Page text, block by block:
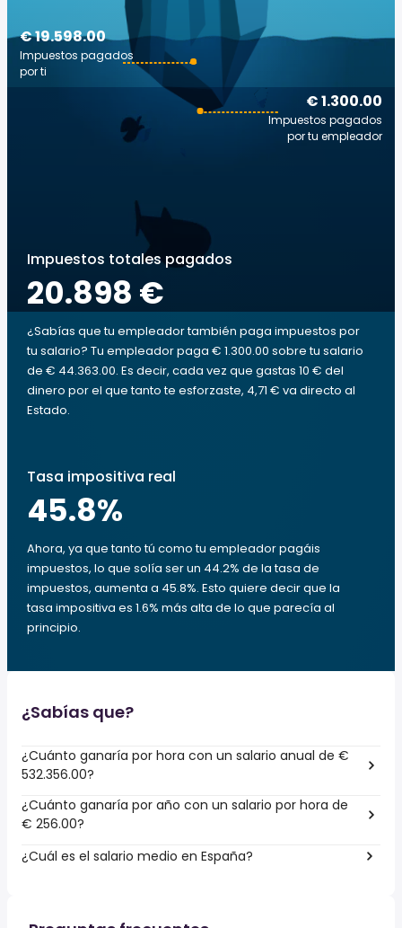
€ 1.300.00
Impuestos pagados
por tu empleador
€ 19.598.00
Impuestos pagados
por ti
Impuestos totales pagados
20.898 €
¿Sabías que tu empleador también paga impuestos por
tu salario? Tu empleador paga € 1.300.00 sobre tu salario
de € 44.363.00. Es decir, cada vez que gastas 10 € del
dinero por el que tanto te esforzaste, 4,71 € va directo al
Estado.
Tasa impositiva real
45.8%
Ahora, ya que tanto tú como tu empleador pagáis
impuestos, lo que solía ser un 44.2% de la tasa de
impuestos, aumenta a 45.8%. Esto quiere decir que la
tasa impositiva es 1.6% más alta de lo que parecía al
principio.
¿Sabías que?
¿Cuánto ganaría por hora con un salario anual de €
532.356.00?
¿Cuánto ganaría por año con un salario por hora de
€ 256.00?
¿Cuál es el salario medio en España?